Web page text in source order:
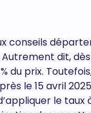
conseils
dit, dès
du prix.
le 15 avril 2025
le taux